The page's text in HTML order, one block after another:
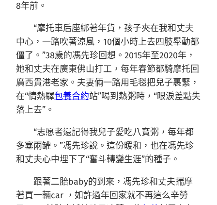
8年前。
“摩托車后座綁著年貨，孩子夾在我和丈夫
中心，一路吹著涼風，10個小時上去四肢舉動都
僵了。”38歲的馮先珍回想。2015年至2020年，
她和丈夫在廣東佛山打工，每年春節都騎摩托回
廣西貴港老家。夫妻倆一路用毛毯把兒子裹緊，
在“情熱驛包養合約站”喝到熱粥時，“眼淚差點失
落上去”。
“志愿者還記得我兒子愛吃八寶粥，每年都
多塞兩罐。”馮先珍說。這份暖和，也在馮先珍
和丈夫心中埋下了“奮斗轉變生涯”的種子。
跟著二胎baby的到來，馮先珍和丈夫揣摩
著買一輛car ，如許過年回家就不再這么辛勞